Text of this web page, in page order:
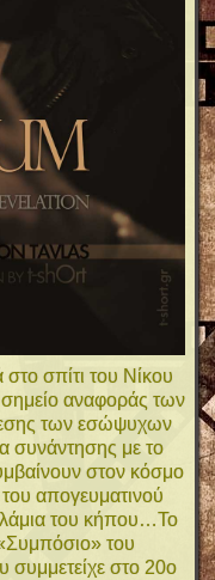
σπίτι του Νίκου
αναφοράς των
των εσώψυχων
συνάντησης με το
στον κόσμο
απογευματινού
του κήπου…Το
του
στο 20ο